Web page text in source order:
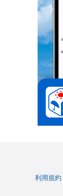
利用規約